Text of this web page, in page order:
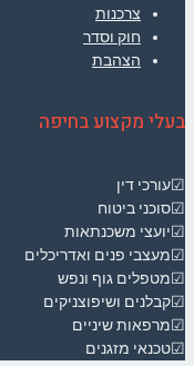
צרכנות
חוק וסדר
הצהבת
בעלי מקצוע בחיפה
☑עורכי דין
☑סוכני ביטוח
☑יועצי משכנתאות
☑מעצבי פנים ואדריכלים
☑מטפלים גוף ונפש
☑קבלנים ושיפוצניקים
☑מרפאות שיניים
☑טכנאי מזגנים